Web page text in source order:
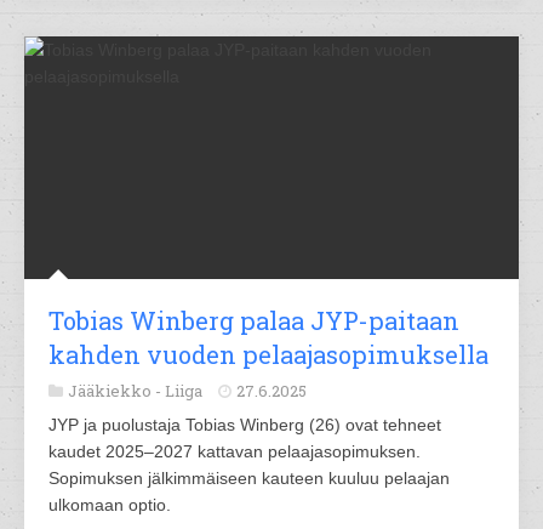
Tobias Winberg palaa JYP-paitaan
kahden vuoden pelaajasopimuksella
Jääkiekko - Liiga 27.6.2025
JYP ja puolustaja Tobias Winberg (26) ovat tehneet
kaudet 2025–2027 kattavan pelaajasopimuksen.
Sopimuksen jälkimmäiseen kauteen kuuluu pelaajan
ulkomaan optio.